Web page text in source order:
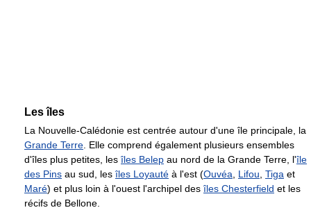
Les îles
La Nouvelle-Calédonie est centrée autour d'une île principale, la
Grande Terre . Elle comprend également plusieurs ensembles
d'îles plus petites, lesîles Belep au nord de la Grande Terre, l'île
des Pins au sud, lesîles Loyauté à l'est (Ouvéa Lifou Tiga et
Maré) et plus loin à l'ouest l'archipel desîles Chesterfield et les
récifs de Bellone.